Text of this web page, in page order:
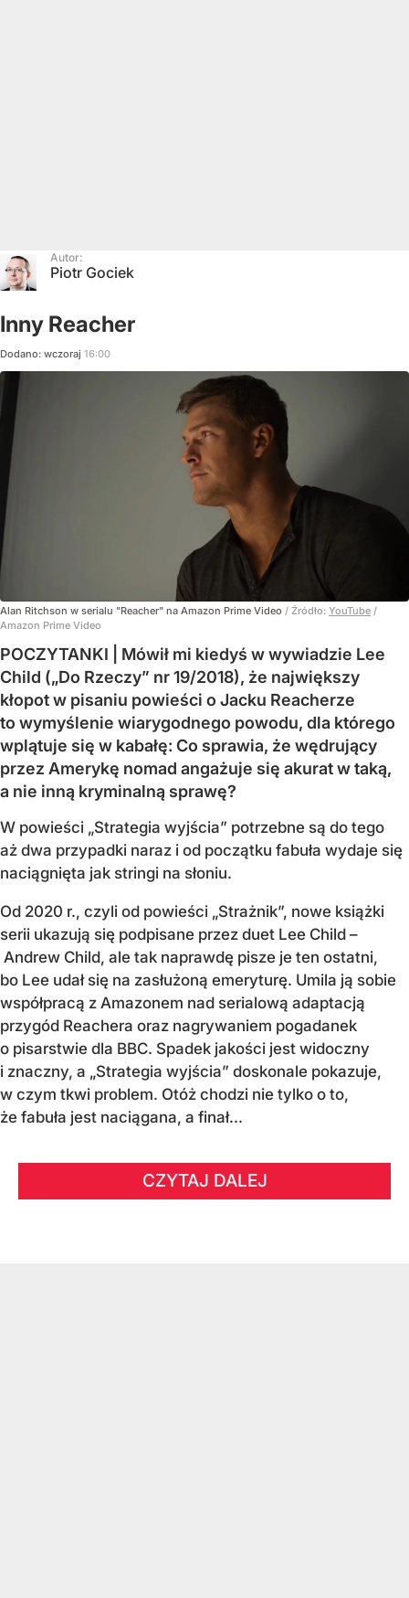
Autor:
Piotr Gociek
Inny Reacher
Dodano: wczoraj 16:00
Alan Ritchson w serialu "Reacher" na Amazon Prime Video / Źródło: YouTube /
Amazon Prime Video
POCZYTANKI | Mówił mi kiedyś w wywiadzie Lee
Child („Do Rzeczy” nr 19/2018), że największy
kłopot w pisaniu powieści o Jacku Reacherze
to wymyślenie wiarygodnego powodu, dla którego
wplątuje się w kabałę: Co sprawia, że wędrujący
przez Amerykę nomad angażuje się akurat w taką,
a nie inną kryminalną sprawę?
W powieści „Strategia wyjścia” potrzebne są do tego
aż dwa przypadki naraz i od początku fabuła wydaje się
naciągnięta jak stringi na słoniu.
Od 2020 r., czyli od powieści „Strażnik”, nowe książki
serii ukazują się podpisane przez duet Lee Child –
Andrew Child, ale tak naprawdę pisze je ten ostatni,
bo Lee udał się na zasłużoną emeryturę. Umila ją sobie
współpracą z Amazonem nad serialową adaptacją
przygód Reachera oraz nagrywaniem pogadanek
o pisarstwie dla BBC. Spadek jakości jest widoczny
i znaczny, a „Strategia wyjścia” doskonale pokazuje,
w czym tkwi problem. Otóż chodzi nie tylko o to,
że fabuła jest naciągana, a finał...
CZYTAJ DALEJ